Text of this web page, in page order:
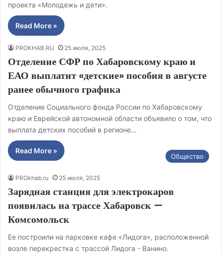
проекта «Молодежь и дети».
Read More »
PROKHAB.RU 25 июля, 2025
Отделение СФР по Хабаровскому краю и
ЕАО выплатит «детские» пособия в августе
ранее обычного графика
Отделение Социального фонда России по Хабаровскому
краю и Еврейской автономной области объявило о том, что
выплата детских пособий в регионе…
Read More »
Общество
PROkhab.ru 25 июля, 2025
Зарядная станция для электрокаров
появилась на трассе Хабаровск —
Комсомольск
Ее построили на парковке кафе «Лидога», расположенной
возле перекрестка с трассой Лидога - Ванино.